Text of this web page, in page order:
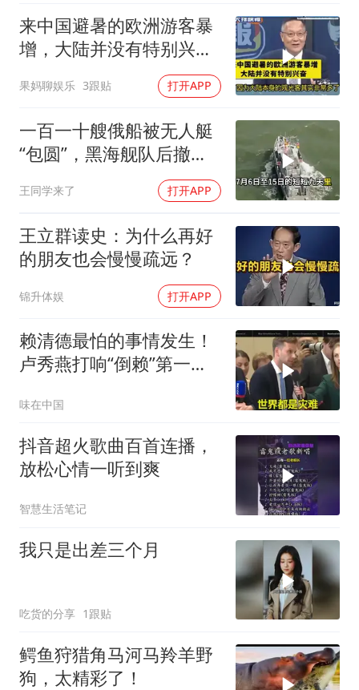
人民的健康、体质、幸福一脉相承
来中国避暑的欧洲游客暴
增，大陆并没有特别兴
果妈聊娱乐 3跟贴 打开APP
一百一十艘俄船被无人艇
“包圆”，黑海舰队后撤数
百里，制海权彻底易手
王同学来了 打开APP
王立群读史：为什么再好
的朋友也会慢慢疏远？
锦升体娱 打开APP
赖清德最怕的事情发生！
卢秀燕打响“倒赖”第一
味在中国
抖音超火歌曲百首连播，
放松心情一听到爽
智慧生活笔记
我只是出差三个月
吃货的分享 1跟贴
鳄鱼狩猎角马河马羚羊野
狗，太精彩了！